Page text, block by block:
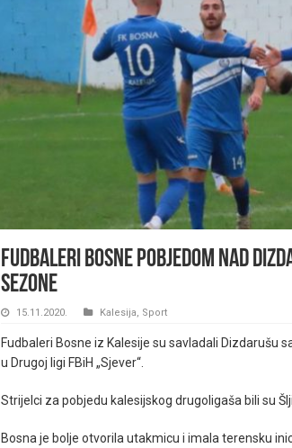
Fudbaleri Bosne pobjedom nad
sezone
15.11.2020. Kalesija, Sport
Fudbaleri Bosne iz Kalesije su savladali Dizdarušu
u Drugoj ligi FBiH „Sjever“.
Strijelci za pobjedu kalesijskog drugoligaša bili su
Bosna je bolje otvorila utakmicu i imala terensku